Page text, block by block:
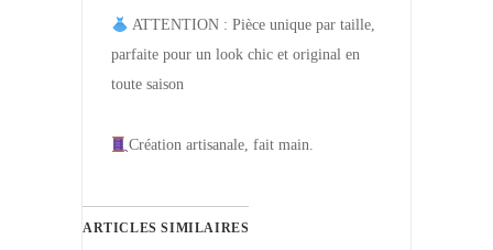
ATTENTION : Pièce unique par taille,
parfaite pour un look chic et original en
toute saison
Création artisanale, fait main.
ARTICLES SIMILAIRES